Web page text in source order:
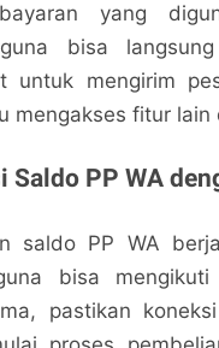
yang
bisa langsung
untuk mengirim
mengakses fitur lain
Saldo PP WA
saldo PP WA
bisa
pastikan